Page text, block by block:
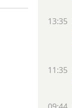
13:35
11:35